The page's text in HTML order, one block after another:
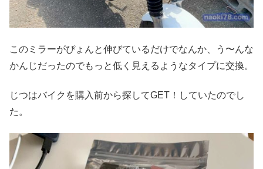
このミラーがぴょんと伸びているだけでなんか、う〜んな
かんじだったのでもっと低く見えるようなタイプに交換。
じつはバイクを購入前から探してGET！していたのでし
た。